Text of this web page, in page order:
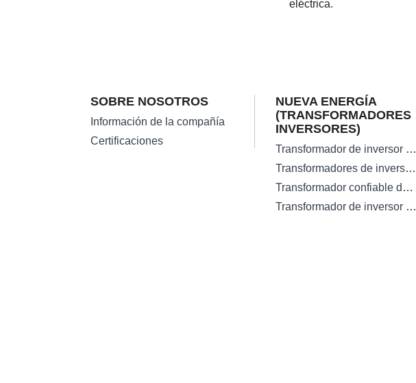
eléctrica.
SOBRE NOSOTROS
Información de la compañía
Certificaciones
NUEVA ENERGÍA
(TRANSFORMADORES
INVERSORES)
Transformador de inversor solar en red de alta eficiencia
Transformadores de inversor solar monofásico
Transformador confiable de inversor de onda sinusoidal pura de 300 vatios
Transformador de inversor solar trifásico fuera de la red de baja pérdida